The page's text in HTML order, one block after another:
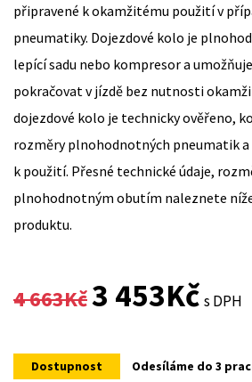
připravené k okamžitému použití v
pneumatiky. Dojezdové kolo je
lepící sadu nebo kompresor a
pokračovat v jízdě bez nutnosti
dojezdové kolo je technicky ověřeno,
rozměry plnohodnotných pneumatik a
k použití. Přesné technické údaje,
plnohodnotným obutím naleznete
produktu.
4 663Kč
Original
was:
3 453KčCurrent
is:
s DPH
Dostupnost Odesíláme do 3